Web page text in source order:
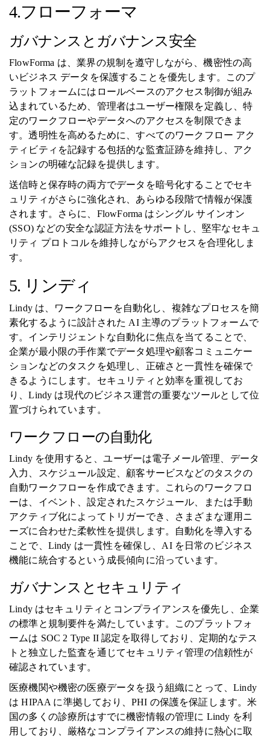
4.フローフォーマ
ガバナンスとガバナンス安全
FlowForma は、業界の規制を遵守しながら、機密性の高
いビジネス データを保護することを優先します。このプ
ラットフォームにはロールベースのアクセス制御が組み
込まれているため、管理者はユーザー権限を定義し、特
定のワークフローやデータへのアクセスを制限できま
す。透明性を高めるために、すべてのワークフロー アク
ティビティを記録する包括的な監査証跡を維持し、アク
ションの明確な記録を提供します。
送信時と保存時の両方でデータを暗号化することでセキ
ュリティがさらに強化され、あらゆる段階で情報が保護
されます。さらに、FlowForma はシングル サインオン
(SSO) などの安全な認証方法をサポートし、堅牢なセキュ
リティ プロトコルを維持しながらアクセスを合理化しま
す。
5. リンディ
Lindy は、ワークフローを自動化し、複雑なプロセスを簡
素化するように設計された AI 主導のプラットフォームで
す。インテリジェントな自動化に焦点を当てることで、
企業が最小限の手作業でデータ処理や顧客コミュニケー
ションなどのタスクを処理し、正確さと一貫性を確保で
きるようにします。セキュリティと効率を重視してお
り、Lindy は現代のビジネス運営の重要なツールとして位
置づけられています。
ワークフローの自動化
Lindy を使用すると、ユーザーは電子メール管理、データ
入力、スケジュール設定、顧客サービスなどのタスクの
自動ワークフローを作成できます。これらのワークフロ
ーは、イベント、設定されたスケジュール、または手動
アクティブ化によってトリガーでき、さまざまな運用ニ
ーズに合わせた柔軟性を提供します。自動化を導入する
ことで、Lindy は一貫性を確保し、AI を日常のビジネス
機能に統合するという成長傾向に沿っています。
ガバナンスとセキュリティ
Lindy はセキュリティとコンプライアンスを優先し、企業
の標準と規制要件を満たしています。このプラットフォ
ームは SOC 2 Type II 認定を取得しており、定期的なテス
トと独立した監査を通じてセキュリティ管理の信頼性が
確認されています。
医療機関や機密の医療データを扱う組織にとって、Lindy
は HIPAA に準拠しており、PHI の保護を保証します。米
国の多くの診療所はすでに機密情報の管理に Lindy を利
用しており、厳格なコンプライアンスの維持に熱心に取